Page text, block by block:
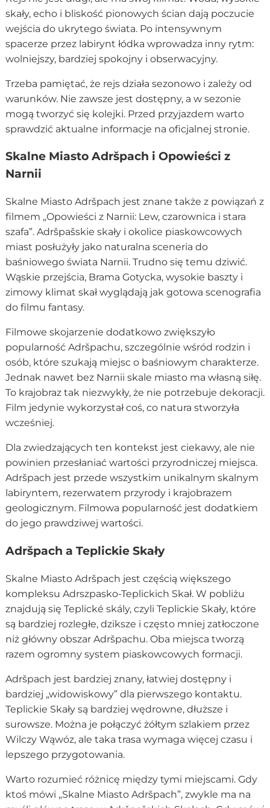
skały, echo i bliskość pionowych ścian dają poczucie
wejścia do ukrytego świata. Po intensywnym
spacerze przez labirynt łódka wprowadza inny rytm:
wolniejszy, bardziej spokojny i obserwacyjny.
Trzeba pamiętać, że rejs działa sezonowo i zależy od
warunków. Nie zawsze jest dostępny, a w sezonie
mogą tworzyć się kolejki. Przed przyjazdem warto
sprawdzić aktualne informacje na oficjalnej stronie.
Skalne Miasto Adršpach i Opowieści z
Narnii
Skalne Miasto Adršpach jest znane także z powiązań z
filmem „Opowieści z Narnii: Lew, czarownica i stara
szafa”. Adršpašskie skały i okolice piaskowcowych
miast posłużyły jako naturalna sceneria do
baśniowego świata Narnii. Trudno się temu dziwić.
Wąskie przejścia, Brama Gotycka, wysokie baszty i
zimowy klimat skał wyglądają jak gotowa scenografia
do filmu fantasy.
Filmowe skojarzenie dodatkowo zwiększyło
popularność Adršpachu, szczególnie wśród rodzin i
osób, które szukają miejsc o baśniowym charakterze.
Jednak nawet bez Narnii skale miasto ma własną siłę.
To krajobraz tak niezwykły, że nie potrzebuje dekoracji.
Film jedynie wykorzystał coś, co natura stworzyła
wcześniej.
Dla zwiedzających ten kontekst jest ciekawy, ale nie
powinien przesłaniać wartości przyrodniczej miejsca.
Adršpach jest przede wszystkim unikalnym skalnym
labiryntem, rezerwatem przyrody i krajobrazem
geologicznym. Filmowa popularność jest dodatkiem
do jego prawdziwej wartości.
Adršpach a Teplickie Skały
Skalne Miasto Adršpach jest częścią większego
kompleksu Adrszpasko-Teplickich Skał. W pobliżu
znajdują się Teplické skály, czyli Teplickie Skały, które
są bardziej rozległe, dziksze i często mniej zatłoczone
niż główny obszar Adršpachu. Oba miejsca tworzą
razem ogromny system piaskowcowych formacji.
Adršpach jest bardziej znany, łatwiej dostępny i
bardziej „widowiskowy” dla pierwszego kontaktu.
Teplickie Skały są bardziej wędrowne, dłuższe i
surowsze. Można je połączyć żółtym szlakiem przez
Wilczy Wąwóz, ale taka trasa wymaga więcej czasu i
lepszego przygotowania.
Warto rozumieć różnicę między tymi miejscami. Gdy
ktoś mówi „Skalne Miasto Adršpach”, zwykle ma na